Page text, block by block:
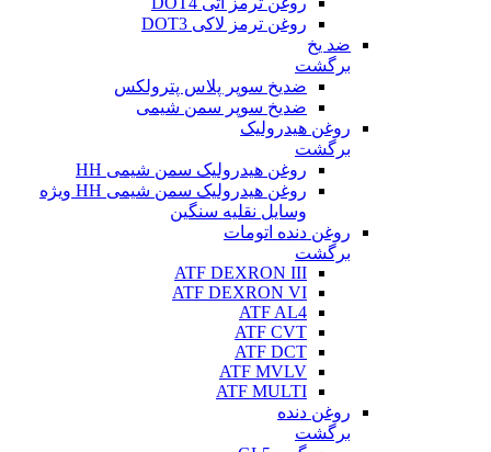
روغن ترمز لاکی DOT3
ضد یخ
برگشت
ضدیخ سوپر پلاس پترولکس
ضدیخ سوپر سمن شیمی
روغن هیدرولیک
برگشت
روغن هیدرولیک سمن شیمی HH
روغن هیدرولیک سمن شیمی HH ویژه
وسایل نقلیه سنگین
روغن دنده اتومات
برگشت
ATF DEXRON III
ATF DEXRON VI
ATF AL4
ATF CVT
ATF DCT
ATF MVLV
ATF MULTI
روغن دنده
برگشت